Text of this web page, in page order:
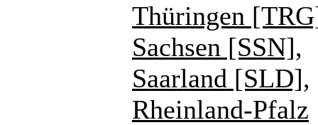
Thüringen
Sachsen [SSN],
Saarland [SLD],
Rheinland-Pfalz